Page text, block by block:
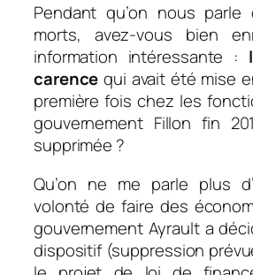
Pendant qu’on nous
morts, avez-vous bien
information intéressante :
carencequi avait été mise
première fois chez les
gouvernement Fillon fin
supprimée ?
Qu’on ne me parle plus
volonté de faire des
gouvernement Ayrault a
dispositif (suppression